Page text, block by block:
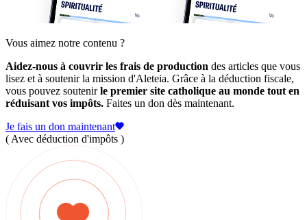
Vous aimez notre contenu ?
Aidez-nous à couvrir les frais de production des articles que vous
lisez et à soutenir la mission d'Aleteia. Grâce à la déduction fiscale,
vous pouvez soutenirle premier site catholique au monde tout en
réduisant vos impôts. Faites un don dès maintenant.
Je fais un don maintenant
( Avec déduction d'impôts )